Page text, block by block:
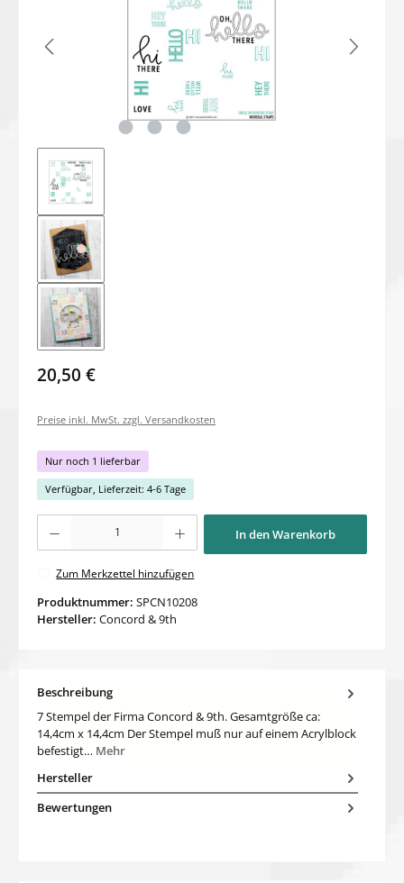
20,50 €
Preise inkl. MwSt. zzgl. Versandkosten
Nur noch 1 lieferbar
Verfügbar, Lieferzeit: 4-6 Tage
Produkt Anzahl: Gib den gewünschten Wert ein oder benutze die Schaltflächen um
In den Warenkorb
Zum Merkzettel hinzufügen
Produktnummer: SPCN10208
Hersteller: Concord & 9th
Beschreibung
7 Stempel der Firma Concord & 9th. Gesamtgröße ca:
14,4cm x 14,4cm Der Stempel muß nur auf einem Acrylblock
befestigt… Mehr
Hersteller
Bewertungen